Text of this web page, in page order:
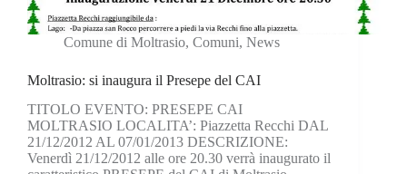
Comune di Moltrasio, Comuni, News
Moltrasio: si inaugura il Presepe del CAI
TITOLO EVENTO: PRESEPE CAI
MOLTRASIO LOCALITA’: Piazzetta Recchi DAL
21/12/2012 AL 07/01/2013 DESCRIZIONE:
Venerdì 21/12/2012 alle ore 20.30 verrà inaugurato il